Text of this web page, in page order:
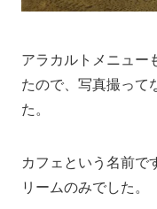
アラカルトメニュー
たので、写真撮って
た。
カフェという名前で
リームのみでした。